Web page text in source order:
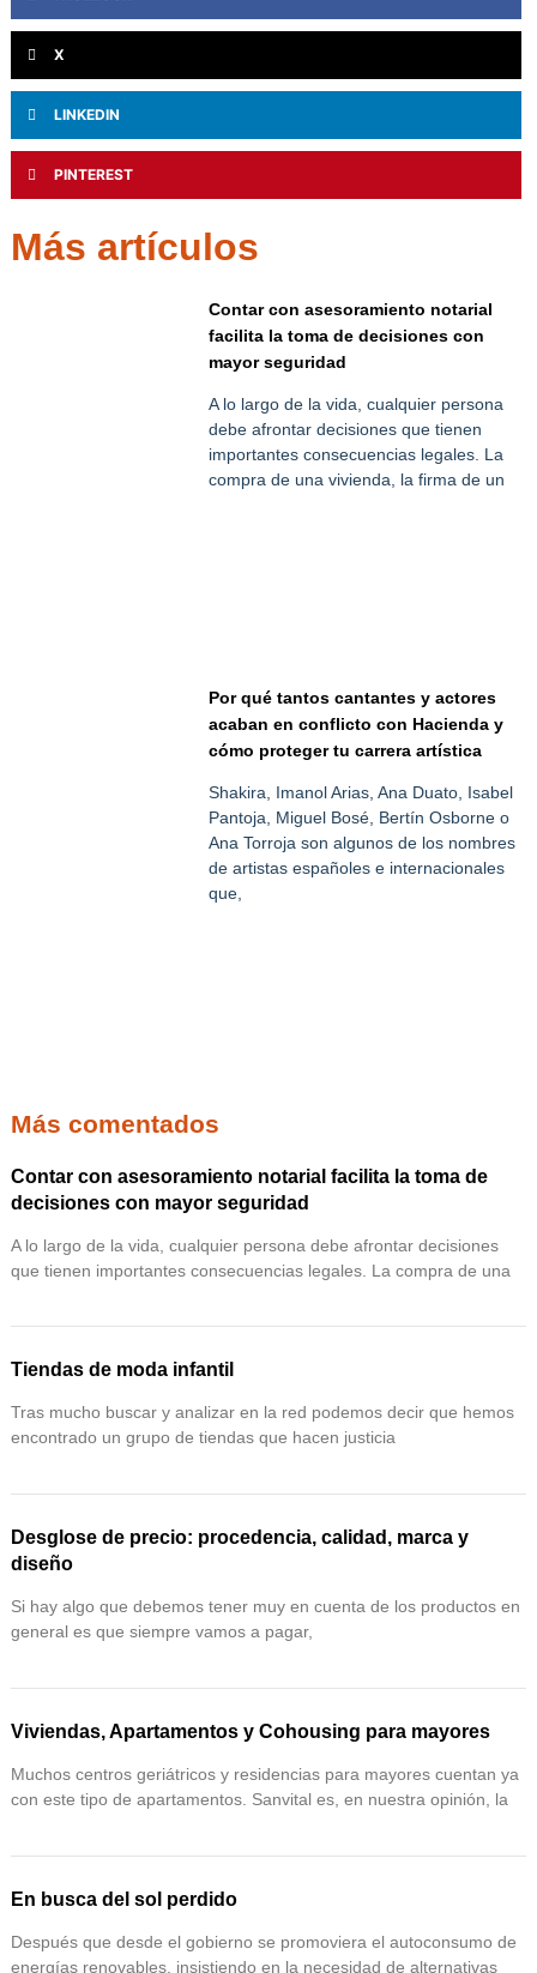
X
LINKEDIN
PINTEREST
Más artículos
Contar con asesoramiento notarial
facilita la toma de decisiones con
mayor seguridad
A lo largo de la vida, cualquier persona
debe afrontar decisiones que tienen
importantes consecuencias legales. La
compra de una vivienda, la firma de un
Por qué tantos cantantes y actores
acaban en conflicto con Hacienda y
cómo proteger tu carrera artística
Shakira, Imanol Arias, Ana Duato, Isabel
Pantoja, Miguel Bosé, Bertín Osborne o
Ana Torroja son algunos de los nombres
de artistas españoles e internacionales
que,
Más comentados
Contar con asesoramiento notarial facilita la toma de
decisiones con mayor seguridad
A lo largo de la vida, cualquier persona debe afrontar decisiones
que tienen importantes consecuencias legales. La compra de una
Tiendas de moda infantil
Tras mucho buscar y analizar en la red podemos decir que hemos
encontrado un grupo de tiendas que hacen justicia
Desglose de precio: procedencia, calidad, marca y
diseño
Si hay algo que debemos tener muy en cuenta de los productos en
general es que siempre vamos a pagar,
Viviendas, Apartamentos y Cohousing para mayores
Muchos centros geriátricos y residencias para mayores cuentan ya
con este tipo de apartamentos. Sanvital es, en nuestra opinión, la
En busca del sol perdido
Después que desde el gobierno se promoviera el autoconsumo de
energías renovables, insistiendo en la necesidad de alternativas